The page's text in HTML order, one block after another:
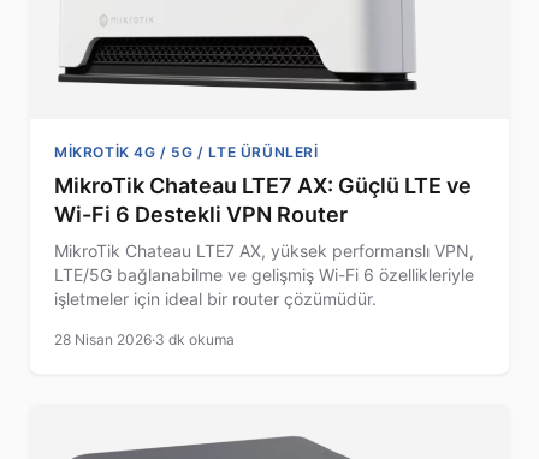
MIKROTIK 4G / 5G / LTE ÜRÜNLERI
MikroTik Chateau LTE7 AX: Güçlü LTE ve
Wi-Fi 6 Destekli VPN Router
MikroTik Chateau LTE7 AX, yüksek performanslı VPN,
LTE/5G bağlanabilme ve gelişmiş Wi-Fi 6 özellikleriyle
işletmeler için ideal bir router çözümüdür.
28 Nisan 2026·3 dk okuma